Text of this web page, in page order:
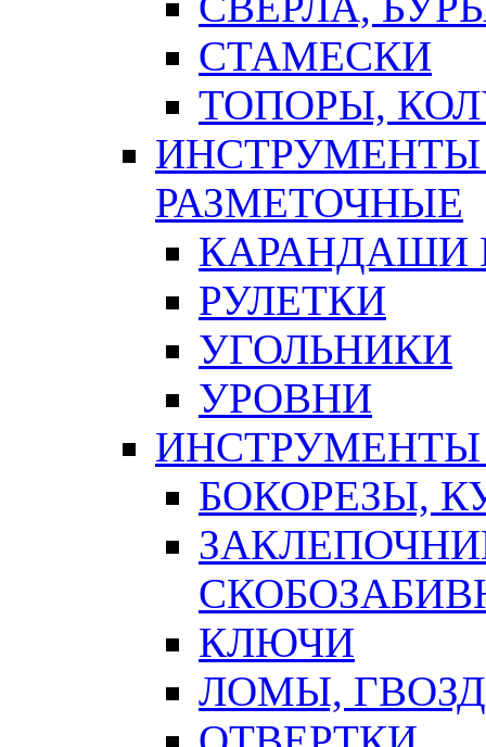
СТАМЕСКИ
ТОПОРЫ,
ИНСТРУМЕНТЫ
РАЗМЕТОЧНЫЕ
КАРАНДАШИ
РУЛЕТКИ
УГОЛЬНИКИ
УРОВНИ
БОКОРЕЗЫ,
КЛЮЧИ
ЛОМЫ,